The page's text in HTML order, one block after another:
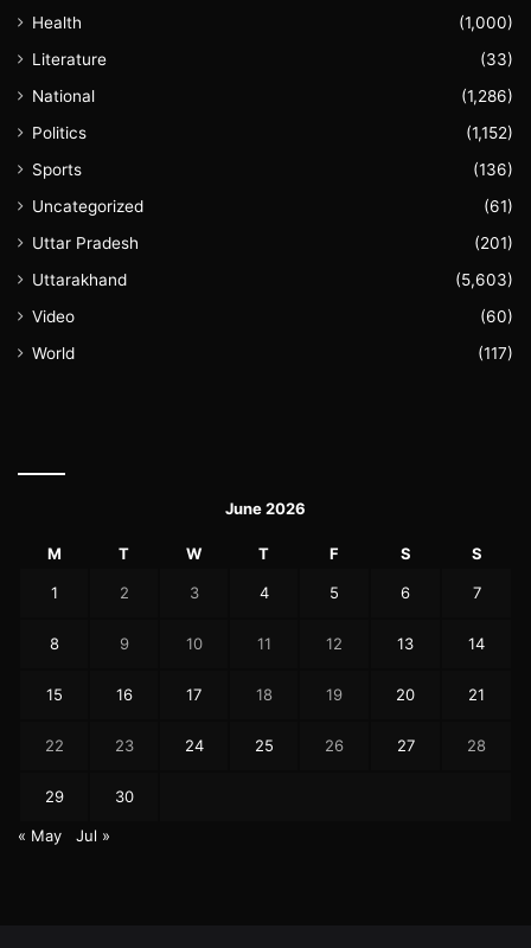
Health
(1,000)
Literature
(33)
National
(1,286)
Politics
(1,152)
Sports
(136)
Uncategorized
(61)
Uttar Pradesh
(201)
Uttarakhand
(5,603)
Video
(60)
World
(117)
June 2026
M T W T F S S
1 2 3 4 5 6 7
8 9 10 11 12 13 14
15 16 17 18 19 20 21
22 23 24 25 26 27 28
29 30
« May Jul »